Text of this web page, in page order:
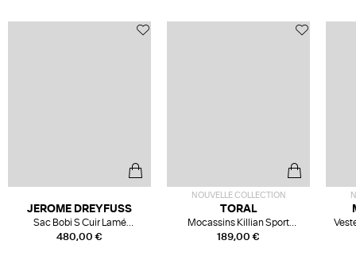
480,00 €
JEROME DREYFUSS
Sac Bobi S Cuir Lamé
Champagne
NOUVELLE COLLECTION
189,00 €
TORAL
Mocassins Killian Sport
Mousse